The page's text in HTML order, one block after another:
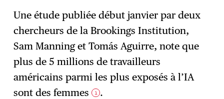
Une étude publiée début janvier par deux
chercheurs de la Brookings Institution,
Sam Manning et Tomás Aguirre, note que
plus de 5 millions de travailleurs
américains parmi les plus exposés à l’IA
sont des femmes 1 .